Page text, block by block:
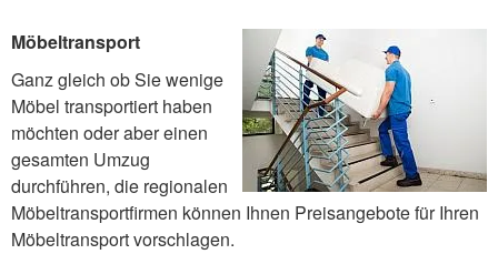
Möbeltransport
Ganz gleich ob Sie wenige
Möbel transportiert haben
möchten oder aber einen
gesamten Umzug
durchführen, die regionalen
Möbeltransportfirmen können Ihnen Preisangebote für Ihren
Möbeltransport vorschlagen.